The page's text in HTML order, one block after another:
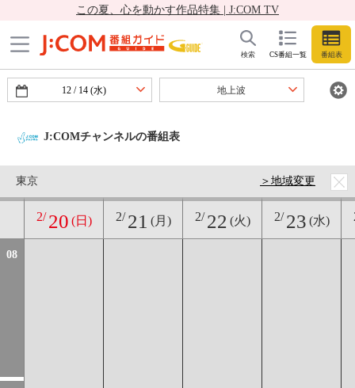
この夏、心を動かす作品特集 | J:COM TV
CS番組一覧 番組表
検索
12 / 14 (水) 地上波
J:COMチャンネルの番組表
東京 ＞地域変更
2/ 20 (日) 2/ 21 (月) 2/ 22 (火) 2/ 23 (水)
08